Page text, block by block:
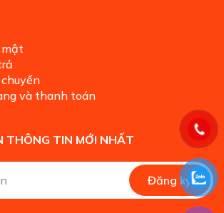
và thanh toán
THÔNG TIN MỚI NHẤT
Đăng ký